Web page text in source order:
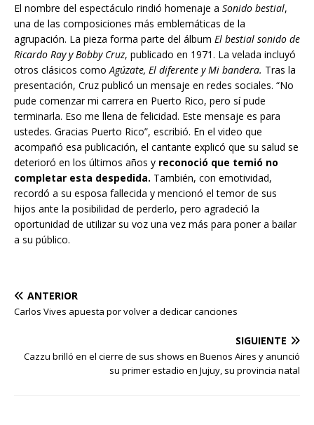
El nombre del espectáculo rindió homenaje a Sonido bestial,
una de las composiciones más emblemáticas de la
agrupación. La pieza forma parte del álbum El bestial sonido de
Ricardo Ray y Bobby Cruz, publicado en 1971. La velada incluyó
otros clásicos como Agúzate, El diferente y Mi bandera. Tras la
presentación, Cruz publicó un mensaje en redes sociales. “No
pude comenzar mi carrera en Puerto Rico, pero sí pude
terminarla. Eso me llena de felicidad. Este mensaje es para
ustedes. Gracias Puerto Rico”, escribió. En el video que
acompañó esa publicación, el cantante explicó que su salud se
deterioró en los últimos años y reconoció que temió no
completar esta despedida. También, con emotividad,
recordó a su esposa fallecida y mencionó el temor de sus
hijos ante la posibilidad de perderlo, pero agradeció la
oportunidad de utilizar su voz una vez más para poner a bailar
a su público.
ANTERIOR
Carlos Vives apuesta por volver a dedicar canciones
SIGUIENTE
Cazzu brilló en el cierre de sus shows en Buenos Aires y anunció
su primer estadio en Jujuy, su provincia natal